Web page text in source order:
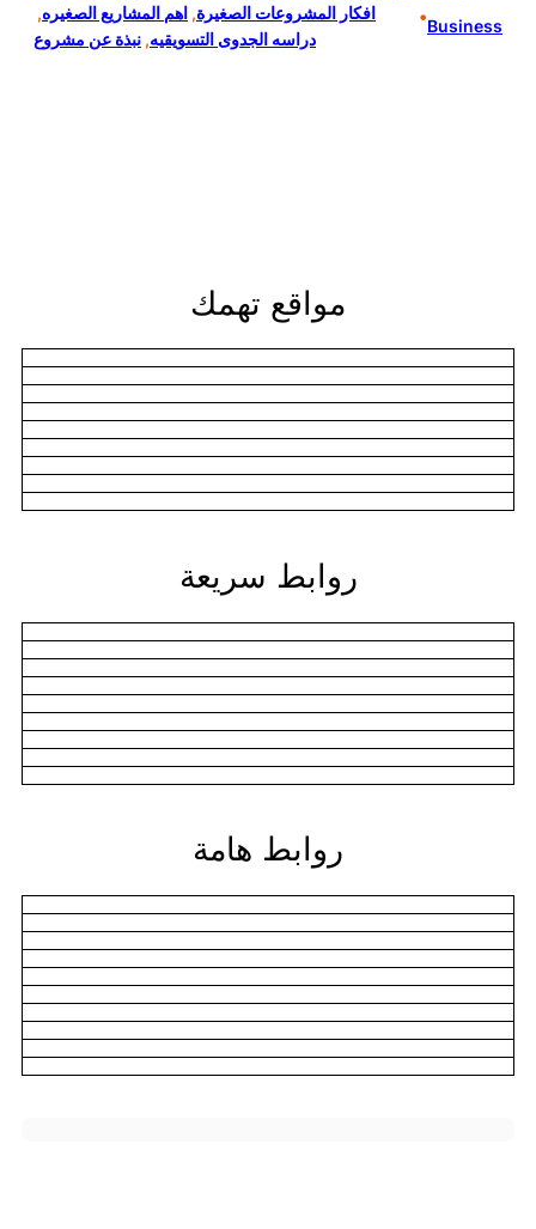
افكار المشروعات الصغيرة, اهم المشاريع الصغيره,
دراسه الجدوى التسويقيه, نبذة عن مشروع
•Business
مواقع تهمك
روابط سريعة
روابط هامة